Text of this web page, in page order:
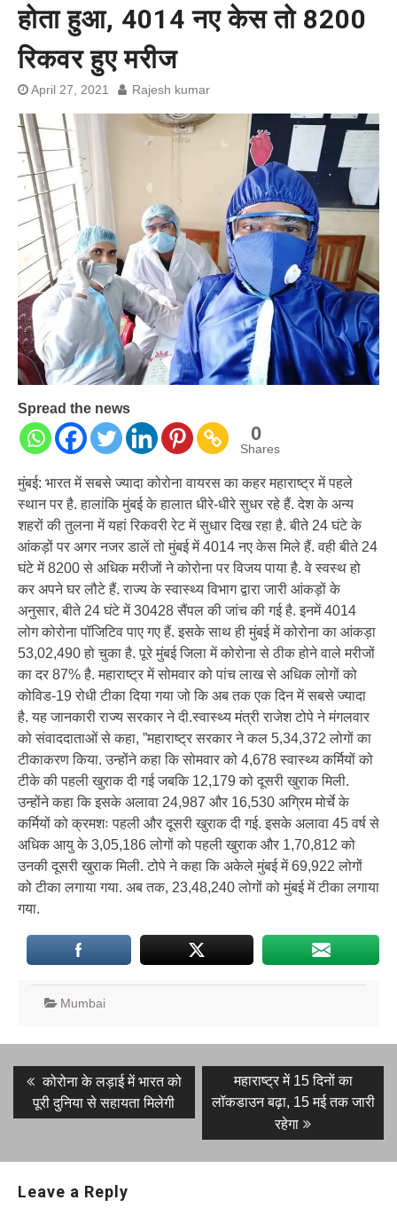
बेल बॉन्ड
सीएम आतिशी के दोस्त दोस्त न रहा
होता हुआ, 4014 नए केस तो 8200
रिकवर हुए मरीज
April 27, 2021 Rajesh kumar
Spread the news
0
Shares
मुंबई: भारत में सबसे ज्यादा कोरोना वायरस का कहर महाराष्ट्र में पहले
स्थान पर है. हालांकि मुंबई के हालात धीरे-धीरे सुधर रहे हैं. देश के अन्य
शहरों की तुलना में यहां रिकवरी रेट में सुधार दिख रहा है. बीते 24 घंटे के
आंकड़ों पर अगर नजर डालें तो मुंबई में 4014 नए केस मिले हैं. वही बीते 24
घंटे में 8200 से अधिक मरीजों ने कोरोना पर विजय पाया है. वे स्वस्थ हो
कर अपने घर लौटे हैं. राज्य के स्वास्थ्य विभाग द्वारा जारी आंकड़ों के
अनुसार, बीते 24 घंटे में 30428 सैंपल की जांच की गई है. इनमें 4014
लोग कोरोना पॉजिटिव पाए गए हैं. इसके साथ ही मुंबई में कोरोना का आंकड़ा
53,02,490 हो चुका है. पूरे मुंबई जिला में कोरोना से ठीक होने वाले मरीजों
का दर 87% है. महाराष्ट्र में सोमवार को पांच लाख से अधिक लोगों को
कोविड​​-19 रोधी टीका दिया गया जो कि अब तक एक दिन में सबसे ज्यादा
है. यह जानकारी राज्य सरकार ने दी.स्वास्थ्य मंत्री राजेश टोपे ने मंगलवार
को संवाददाताओं से कहा, ”महाराष्ट्र सरकार ने कल 5,34,372 लोगों का
टीकाकरण किया. उन्होंने कहा कि सोमवार को 4,678 स्वास्थ्य कर्मियों को
टीके की पहली खुराक दी गई जबकि 12,179 को दूसरी खुराक मिली.
उन्होंने कहा कि इसके अलावा 24,987 और 16,530 अग्रिम मोर्चे के
कर्मियों को क्रमशः पहली और दूसरी खुराक दी गई. इसके अलावा 45 वर्ष से
अधिक आयु के 3,05,186 लोगों को पहली खुराक और 1,70,812 को
उनकी दूसरी खुराक मिली. टोपे ने कहा कि अकेले मुंबई में 69,922 लोगों
को टीका लगाया गया. अब तक, 23,48,240 लोगों को मुंबई में टीका लगाया
गया.
Mumbai
Post
navigation
Previous
post:
कोरोना के लड़ाई में भारत को
पूरी दुनिया से सहायता मिलेगी
Next
post:
महाराष्ट्र में 15 दिनों का
लॉकडाउन बढ़ा, 15 मई तक जारी
रहेगा
Leave a Reply